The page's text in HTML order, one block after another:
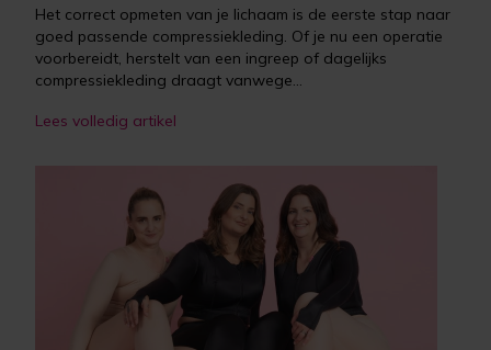
Het correct opmeten van je lichaam is de eerste stap naar
goed passende compressiekleding. Of je nu een operatie
voorbereidt, herstelt van een ingreep of dagelijks
compressiekleding draagt vanwege...
Lees volledig artikel